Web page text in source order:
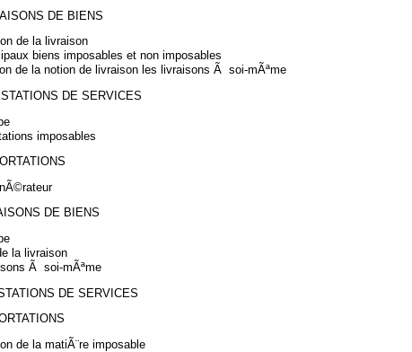
DE BIENS
de la livraison
biens imposables et non imposables
de la notion de livraison les livraisons Ã soi-mÃªme
DE SERVICES
imposables
DE BIENS
la livraison
Ã soi-mÃªme
DE SERVICES
de la matiÃ¨re imposable